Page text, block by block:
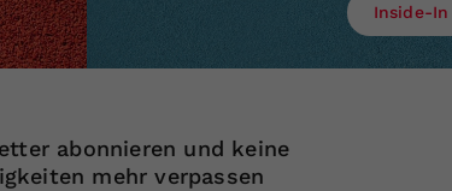
Inside-In
abonnieren und keine
mehr verpassen